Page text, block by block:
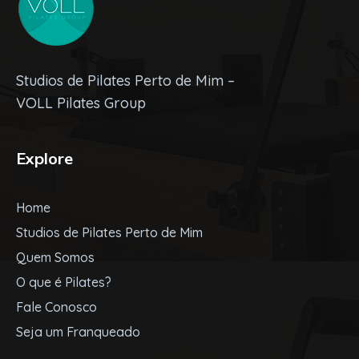
Studios de Pilates Perto de Mim –
VOLL Pilates Group
Explore
Home
Studios de Pilates Perto de Mim
Quem Somos
O que é Pilates?
Fale Conosco
Seja um Franqueado